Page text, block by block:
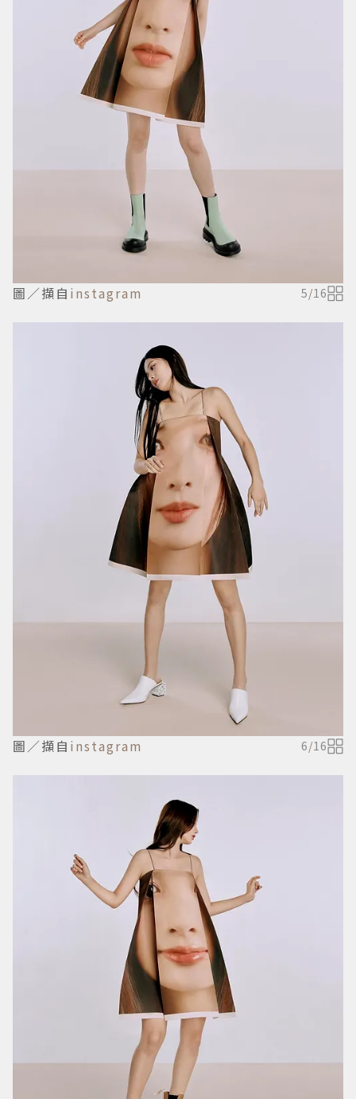
圖／擷自 instagram 5/16
圖／擷自 instagram 6/16